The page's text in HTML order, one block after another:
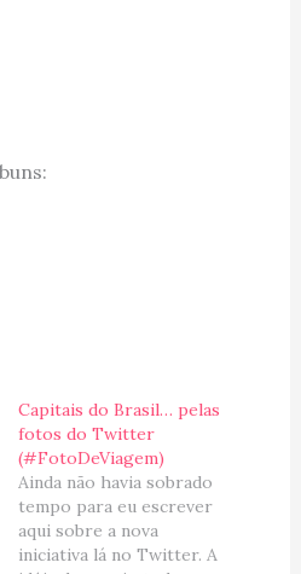
Capitais do Brasil… pelas
fotos do Twitter
(#FotoDeViagem)
Ainda não havia sobrado
tempo para eu escrever
aqui sobre a nova
iniciativa lá no Twitter. A